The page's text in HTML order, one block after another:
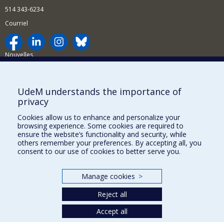
514 343-6234
Courriel
Nouvelles
Comment soutenir le Département?
BESOIN D'AIDE?
Plan du site
Signaler une erreur
Accessibilité
Nos départements et écoles
UdeM understands the importance of
privacy
Cookies allow us to enhance and personalize your
browsing experience. Some cookies are required to
ensure the website’s functionality and security, while
others remember your preferences. By accepting all, you
consent to our use of cookies to better serve you.
Manage cookies >
Reject all
Accept all